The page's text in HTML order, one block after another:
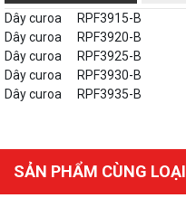
Dây curoa
RPF3915-B
Dây curoa
RPF3920-B
Dây curoa
RPF3925-B
Dây curoa
RPF3930-B
Dây curoa
RPF3935-B
SẢN PHẨM CÙNG LOẠI